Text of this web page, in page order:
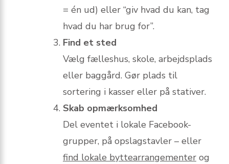
= én ud) eller “giv hvad du kan, tag
hvad du har brug for”.
Find et sted
Vælg fælleshus, skole, arbejdsplads
eller baggård. Gør plads til
sortering i kasser eller på stativer.
Skab opmærksomhed
Del eventet i lokale Facebook-
grupper, på opslagstavler – eller
find lokale byttearrangementer og